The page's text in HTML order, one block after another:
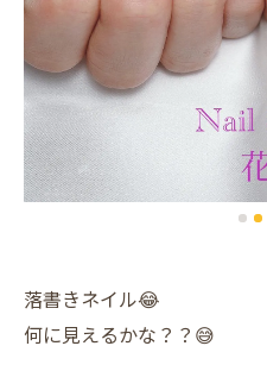
落書きネイル😂
何に見えるかな？？😅